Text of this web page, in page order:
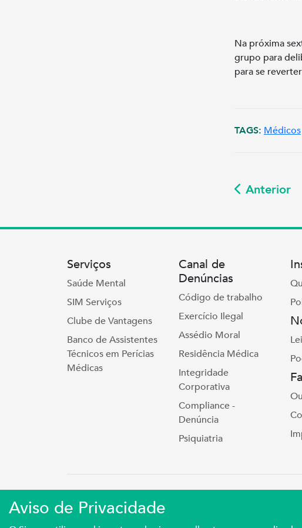
Na próxima
grupo para
para se
TAGS: Médicos
Anterior
Aviso de Privacidade
Serviços
Saúde Mental
SIM Serviços
Clube de Vantagens
Banco de Assistentes
Técnicos em Perícias
Médicas
Canal de
Denúncias
Código de trabalho
Exercício Ilegal
Assédio Moral
Residência Médica
Integridade
Corporativa
Compliance -
Denúncia
Psiquiatria
Simers © 2023 | Rua Coronel Corte
Sindicato Médico Do Rio Grande Do Sul –